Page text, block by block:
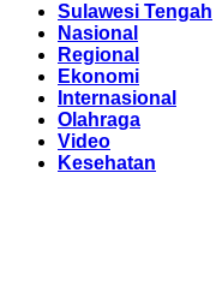
Sulawesi Tengah
Nasional
Regional
Ekonomi
Internasional
Olahraga
Video
Kesehatan